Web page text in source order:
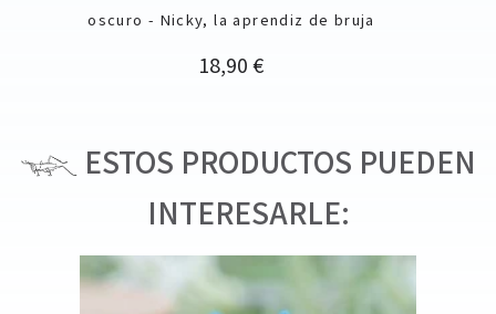
oscuro - Nicky, la aprendiz de bruja
Precio
18,90 €
ESTOS PRODUCTOS PUEDEN
INTERESARLE: